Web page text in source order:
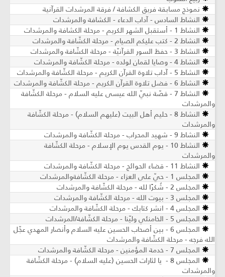
نموذج مسابقة فريق الكشافة / فرقة المرشدات القرآنية
النشاط السادس - آداب الدعاء - الكشافة والمرشدات
النشاط 1 - أستقبل الشهر الكريم - مرحلة الكشافة والمرشدات
النشاط 2 - كتب عليكم الصيام - مرحلة الكشّافة والمرشدات
النشاط 3 - حفظ السور القرآنيّة - مرحلة الكشّافة والمرشدات
النشاط 4 - وصايا لقمان لولده - مرحلة الكشّافة والمرشدات
النشاط 5 - آداب تلاوة القرآن الكريم - مرحلة الكشّافة والمرشدات
النشاط 6 - فضل تلاوة القرآن الكريم - مرحلة الكشّافة والمرشدات
النشاط 7 - قصّة نبيّ الله عيسى عليه السلام - مرحلة الكشّافة
والمرشدات
النشاط 8 - حليم أهل البيت (عليهم السلام) - مرحلة الكشّافة
والمرشدات
النشاط 9 - شهيد المحراب - مرحلة الكشّافة والمرشدات
النشاط 10 - يوم القدس يوم الإسلام - مرحلة الكشّافة
والمرشدات
النشاط 11 - قضاء الحوائج - مرحلة الكشّافة والمرشدات
المجلس 1 - حيّ على العزاء - مرحلة الكشّافةوالمرشدات
المجلس 2 - شُكرًا لله - مرحلة الكشّافة والمرشدات
المجلس 3 - بيوت الله - مرحلة الكشّافة والمرشدات
المجلس 4 - انشر كتابك - مرحلة الكشّافة والمرشدات
المجلس 5 - الخامنئي وليّنا - مرحلة الكشّافة/المرشدات
المجلس 6 - بين أصحاب الحسين عليه السلام وأنصار المهدي عجّل
الله فرجه - مرحلة الكشّافة والمرشدات
المجلس 7 - خدمة المؤمنين - مرحلة الكشّافة والمرشدات
المجلس 8 - يا لثارات الحسين (عليه السلام) - مرحلة الكشّافة
والمرشدات